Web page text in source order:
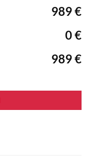
989 €
0 €
989 €